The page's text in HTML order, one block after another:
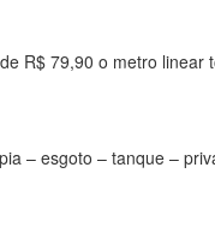
R$ 79,90 o metro
– esgoto – tanque –